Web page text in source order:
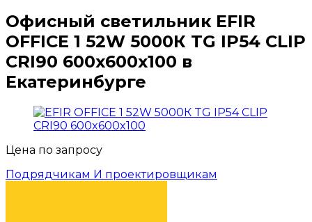
Офисный светильник EFIR
OFFICE 1 52W 5000К TG IP54 CLIP
CRI90 600x600x100 в
Екатеринбурге
Цена по запросу
Подрядчикам И проектировщикам